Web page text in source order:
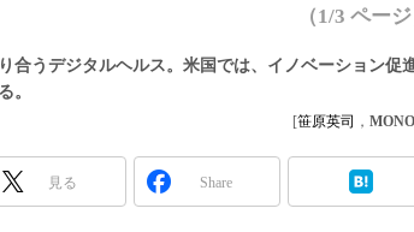
TECHNO-FRONTIER
日本ものづくりワールド
車載ソフト開発
ISO26262
（1/3 ページ
合うデジタルヘルス。米国では、イノベーション促
。
[笹原英司 ，
見る Share